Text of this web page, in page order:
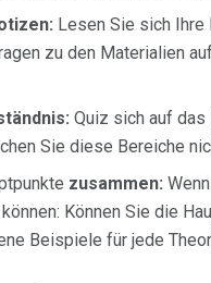
Lesen Sie sich Ihre
zu den Materialien
Quiz sich auf das
Sie diese Bereiche
zusammen:
Können Sie die
Beispiele für jede